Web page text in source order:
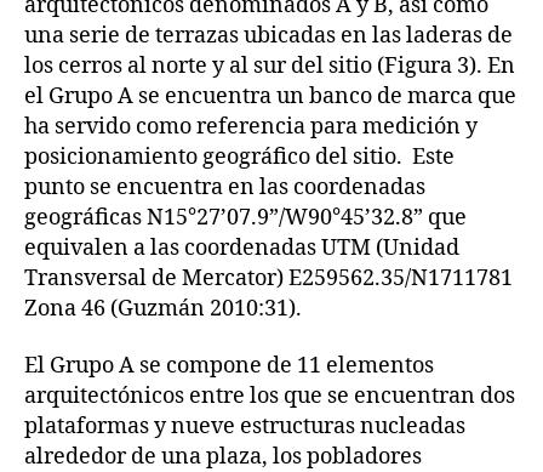
una serie de terrazas ubicadas en las laderas de
los cerros al norte y al sur del sitio (Figura 3). En
el Grupo A se encuentra un banco de marca que
ha servido como referencia para medición y
posicionamiento geográfico del sitio. Este
punto se encuentra en las coordenadas
geográficas N15°27’07.9”/W90°45’32.8” que
equivalen a las coordenadas UTM (Unidad
Transversal de Mercator) E259562.35/N1711781
Zona 46 (Guzmán 2010:31).
El Grupo A se compone de 11 elementos
arquitectónicos entre los que se encuentran dos
plataformas y nueve estructuras nucleadas
alrededor de una plaza, los pobladores